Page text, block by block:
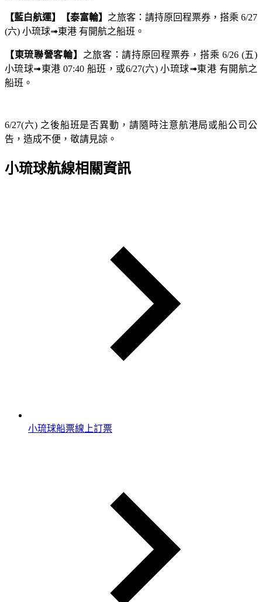
【藍白航運】【泰富輪】 之旅客：請持原回程票券，搭乘 6/27
(六) 小琉球➟東港 有開航之船班。
【東琉聯營客輪】 之旅客：請持原回程票券，搭乘 6/26 (五)
小琉球➟東港 07:40 船班，或6/27(六) 小琉球➟東港 有開航之
船班。
6/27(六) 之後船班是否異動，請隨時注意航港局或船公司公
告，造成不便，敬請見諒。
小琉球航線相關資訊
小琉球船票線上訂票